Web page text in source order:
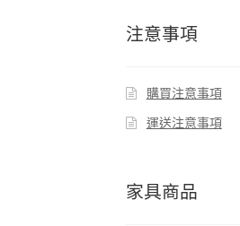
注意事項
購買注意事項
運送注意事項
家具商品